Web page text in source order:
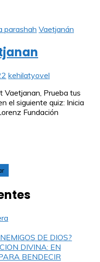
parashah Vaetjanán
kehilatyovel
Prueba tus
el siguiente quiz: Inicia
Fundación
DE DIOS?
DIVINA: EN
BENDECIR